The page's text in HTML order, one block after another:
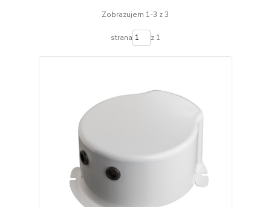
Zobrazujem 1-3 z 3
strana z 1